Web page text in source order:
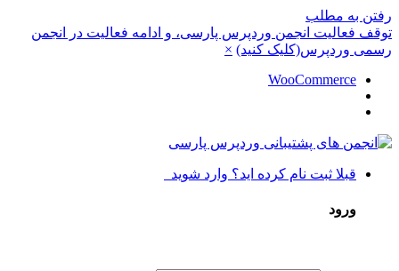
رفتن به مطلب
توقف فعالیت انجمن وردپرس پارسی، و ادامه فعالیت در انجمن
رسمی وردپرس(کلیک کنید) ×
WooCommerce
قبلا ثبت نام کرده اید؟ وارد شوید
ورود